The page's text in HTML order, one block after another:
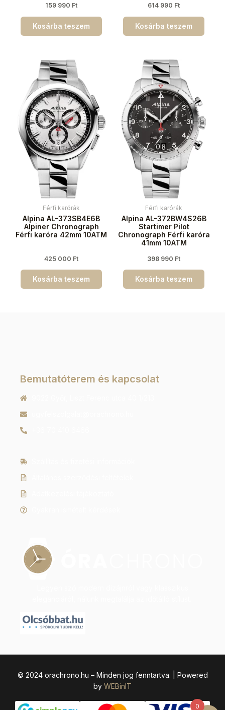
159 990 Ft
Kosárba teszem
614 990 Ft
Kosárba teszem
Férfi karórák
Alpina AL-373SB4E6B
Alpiner Chronograph
Férfi karóra 42mm 10ATM
425 000 Ft
Kosárba teszem
Férfi karórák
Alpina AL-372BW4S26B
Startimer Pilot
Chronograph Férfi karóra
41mm 10ATM
398 990 Ft
Kosárba teszem
Bemutatóterem és kapcsolat
© 2024 orachrono.hu – Minden jog fenntartva. | Powered
by WEBinIT
0